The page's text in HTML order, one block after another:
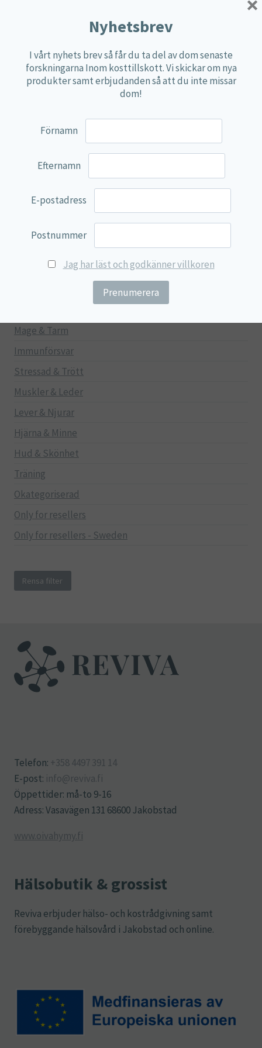
Övriga kosttillskott
100% Natural
Synergos
Reviva Nutrition
Svenska Örtmedicinska Institutet
Mage & Tarm
Immunförsvar
Stressad & Trött
Muskler & Leder
Lever & Njurar
Hjärna & Minne
Hud & Skönhet
Träning
Okategoriserad
Only for resellers
Only for resellers - Sweden
Rensa filter
Telefon: +358 4497 391 14
E-post: info@reviva.fi
Öppettider: må-to 9-16
Adress: Vasavägen 131 68600 Jakobstad
www.oivahymy.fi
Hälsobutik & grossist
Reviva erbjuder hälso- och kostrådgivning samt
förebyggande hälsovård i Jakobstad och online.
Nyhetsbrev
I vårt nyhets brev så får du ta del av dom senaste
forskningarna Inom kosttillskott. Vi skickar om nya
produkter samt erbjudanden så att du inte missar
dom!
Förnamn
Efternamn
E-postadress
Postnummer
Jag har läst och godkänner villkoren